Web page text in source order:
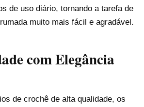
de uso diário, tornando a tarefa de
muito mais fácil e agradável.
com Elegância
de crochê de alta qualidade, os